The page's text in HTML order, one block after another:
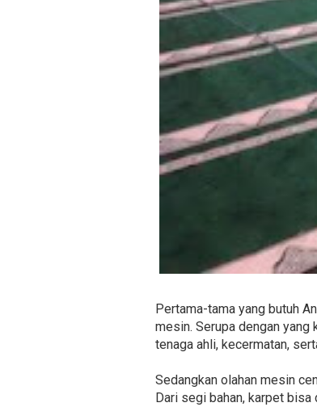
Pertama-tama yang butuh
mesin. Serupa dengan yang
tenaga ahli, kecermatan,
Sedangkan olahan mesin
Dari segi bahan, karpet bisa